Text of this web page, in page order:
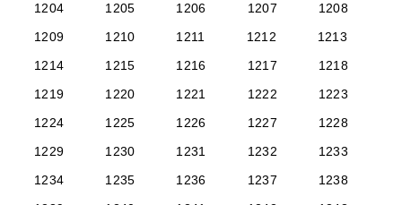
1204
1205 1206 1207
1208
1209
1210 1211 1212
1213
1214
1215 1216 1217
1218
1219
1220 1221 1222
1223
1224
1225 1226 1227
1228
1229
1230 1231 1232
1233
1234
1235 1236 1237
1238